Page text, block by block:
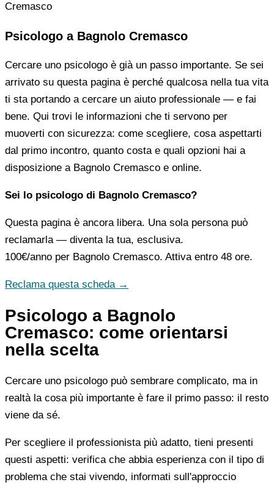
Cremasco
Psicologo a Bagnolo Cremasco
Cercare uno psicologo è già un passo importante. Se sei
arrivato su questa pagina è perché qualcosa nella tua vita
ti sta portando a cercare un aiuto professionale — e fai
bene. Qui trovi le informazioni che ti servono per
muoverti con sicurezza: come scegliere, cosa aspettarti
dal primo incontro, quanto costa e quali opzioni hai a
disposizione a Bagnolo Cremasco e online.
Sei lo psicologo di Bagnolo Cremasco?
Questa pagina è ancora libera. Una sola persona può
reclamarla — diventa la tua, esclusiva.
100€/anno per Bagnolo Cremasco. Attiva entro 48 ore.
Reclama questa scheda →
Psicologo a Bagnolo
Cremasco: come orientarsi
nella scelta
Cercare uno psicologo può sembrare complicato, ma in
realtà la cosa più importante è fare il primo passo: il resto
viene da sé.
Per scegliere il professionista più adatto, tieni presenti
questi aspetti: verifica che abbia esperienza con il tipo di
problema che stai vivendo, informati sull'approccio